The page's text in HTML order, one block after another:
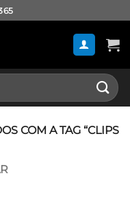
COM A TAG “CLIPS